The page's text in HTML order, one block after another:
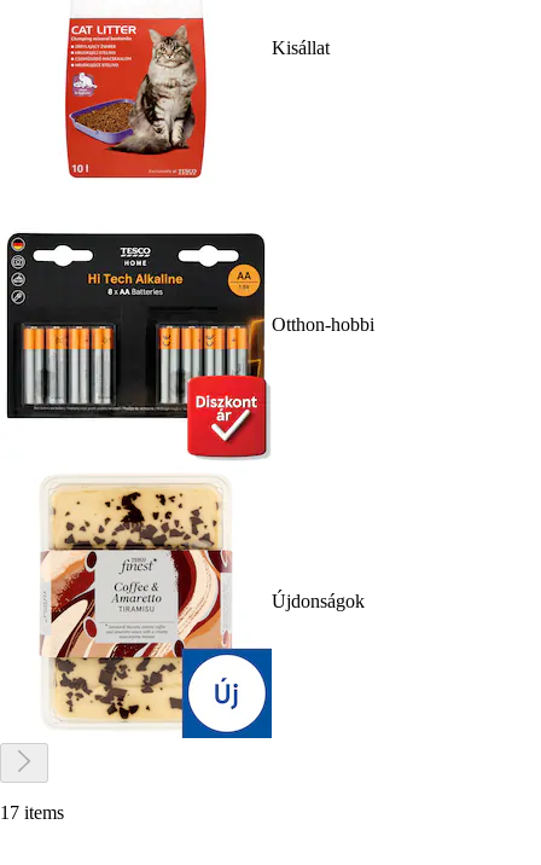
Kisállat
Otthon-hobbi
Újdonságok
17 items